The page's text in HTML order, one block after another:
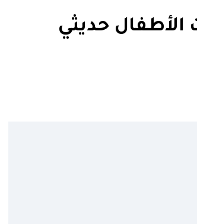
الأطفال حديثي